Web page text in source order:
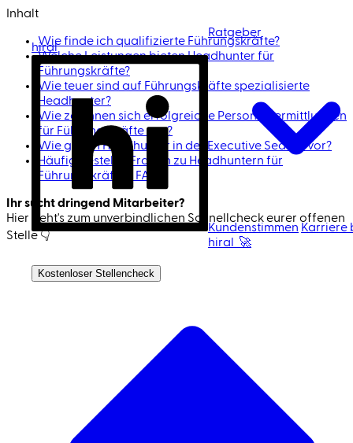
hiral
Ratgeber
Kundenstimmen Karriere
hiral 🚀
Kostenloser Stellencheck
Inhalt
Wie finde ich qualifizierte Führungskräfte?
Welche Leistungen bieten Headhunter für
Führungskräfte?
Wie teuer sind auf Führungskräfte spezialisierte
Headhunter?
Wie zeichnen sich erfolgreiche Personalvermittlungen
für Führungskräfte aus?
Wie gehen Headhunter in der Executive Search vor?
Häufig gestellte Fragen zu Headhuntern für
Führungskräfte - FAQ
Ihr sucht dringend Mitarbeiter?
Hier geht's zum unverbindlichen Schnell­check eurer offenen
Stelle 👇
Jetzt Mitarbeiter finden 🚀